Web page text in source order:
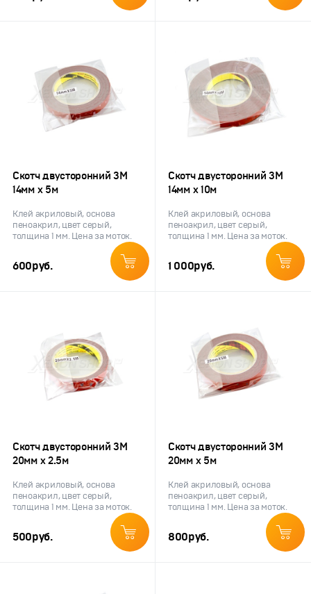
Скотч двусторонний 3M
14мм х 5м
Клей акриловый, основа
пеноакрил, цвет серый,
толщина 1 мм. Цена за моток.
600руб.
Скотч двусторонний 3M
14мм х 10м
Клей акриловый, основа
пеноакрил, цвет серый,
толщина 1 мм. Цена за моток.
1 000руб.
Скотч двусторонний 3M
20мм х 2.5м
Клей акриловый, основа
пеноакрил, цвет серый,
толщина 1 мм. Цена за моток.
500руб.
Скотч двусторонний 3M
20мм х 5м
Клей акриловый, основа
пеноакрил, цвет серый,
толщина 1 мм. Цена за моток.
800руб.